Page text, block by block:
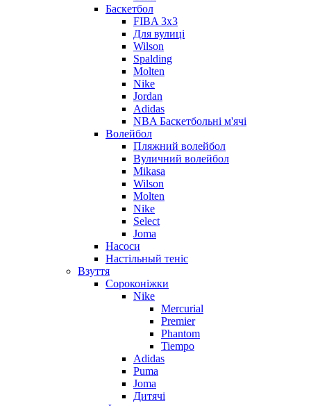
Баскетбол
FIBA 3x3
Для вулиці
Wilson
Spalding
Molten
Nike
Jordan
Adidas
NBA Баскетбольні м'ячі
Волейбол
Пляжний волейбол
Вуличний волейбол
Mikasa
Wilson
Molten
Nike
Select
Joma
Насоси
Настільный теніс
Взуття
Сороконіжки
Nike
Mercurial
Premier
Phantom
Tiempo
Adidas
Puma
Joma
Дитячі